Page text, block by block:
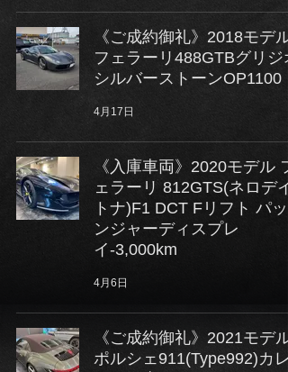
《ご成約御礼》2018モデル
フェラーリ488GTBグリジ
シルバーストーンOP1100
4月17日
《入庫車両》2020モデル フ
ェラーリ 812GTS(ネロデイ
トナ)F1 DCT Fリフト パッ
ンジャーディスプレ
イ-3,000km
4月6日
《ご成約御礼》2021モデル
ポルシェ911(Type992)カレ